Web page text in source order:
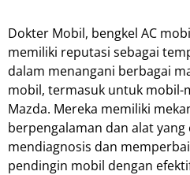
Dokter Mobil, bengkel AC
memiliki reputasi sebagai
dalam menangani berbagai
mobil, termasuk untuk mobil-
Mazda. Mereka memiliki
berpengalaman dan alat
mendiagnosis dan
pendingin mobil dengan